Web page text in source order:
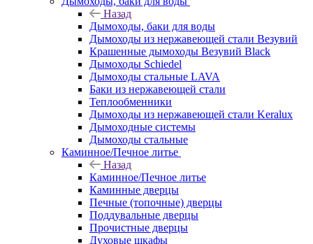
Назад
Дымоходы, баки для воды
Дымоходы из нержавеющей стали Везувий
Крашенные дымоходы Везувий Black
Дымоходы Schiedel
Дымоходы стальные LAVA
Баки из нержавеющей стали
Теплообменники
Дымоходы из нержавеющей стали Keralux
Дымоходные системы
Дымоходы стальные
Каминное/Печное литье
Назад
Каминное/Печное литье
Каминные дверцы
Печные (топочные) дверцы
Поддувальные дверцы
Прочистные дверцы
Духовые шкафы